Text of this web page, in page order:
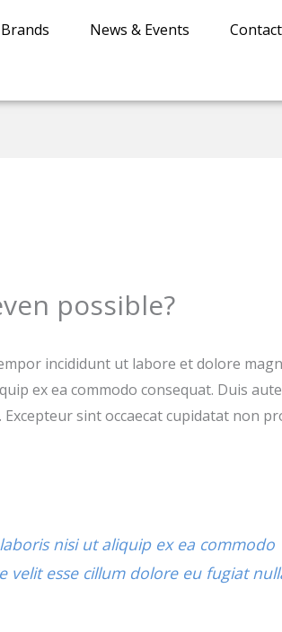
News & Events Contact
possible?
incididunt ut labore et dolore
ex ea commodo consequat. Duis
sint occaecat cupidatat non
nisi ut aliquip ex ea commodo
esse cillum dolore eu fugiat